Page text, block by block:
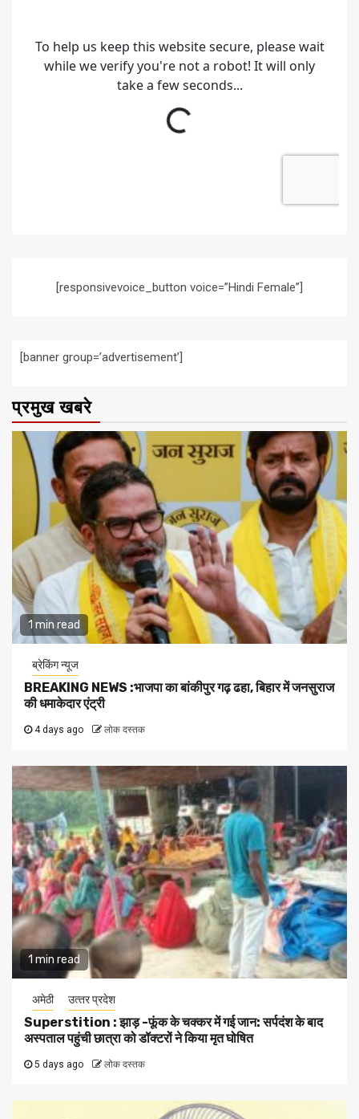
[responsivevoice_button voice=”Hindi Female”]
[banner group=’advertisement’]
प्रमुख खबरे
1 min read
ब्रेकिंग न्यूज
BREAKING NEWS :भाजपा का बांकीपुर गढ़ ढहा, बिहार में जनसुराज
की धमाकेदार एंट्री
4 days ago लोक दस्तक
1 min read
अमेठी उत्‍तर प्रदेश
Superstition : झाड़ -फूंक के चक्कर में गई जान: सर्पदंश के बाद
अस्पताल पहुंची छात्रा को डॉक्टरों ने किया मृत घोषित
5 days ago लोक दस्तक